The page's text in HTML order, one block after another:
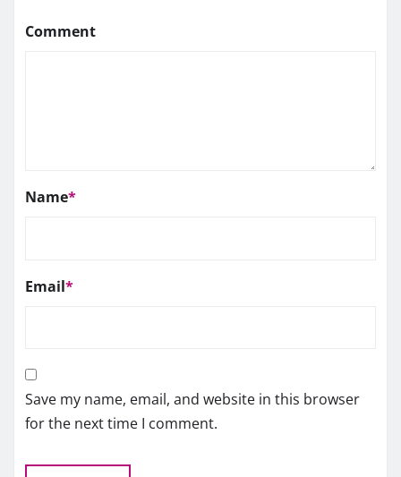
Comment
Name*
Email*
Save my name, email, and website in this browser
for the next time I comment.